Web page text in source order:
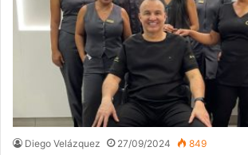
Diego Velázquez 27/09/2024 849